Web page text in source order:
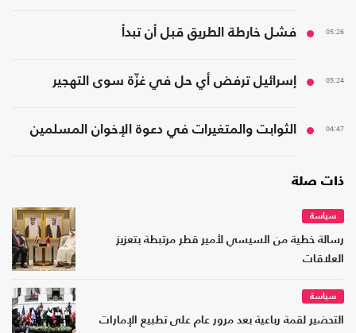
05:26 فشل خارطة الطريق قبل أن تبدأ
05:24 إسرائيل ترفض أي حل في غزّة سوى التهجير
04:47 الثوابت والمتغيرات في دعوة الإخوان المسلمين
ذات صلة
سياسة
رسالة خطية من السيسي لأمير قطر مرتبطة بتعزيز
العلاقات
سياسة
التحضير لقمة رباعية بعد مرور عام على تطبيع الإمارات